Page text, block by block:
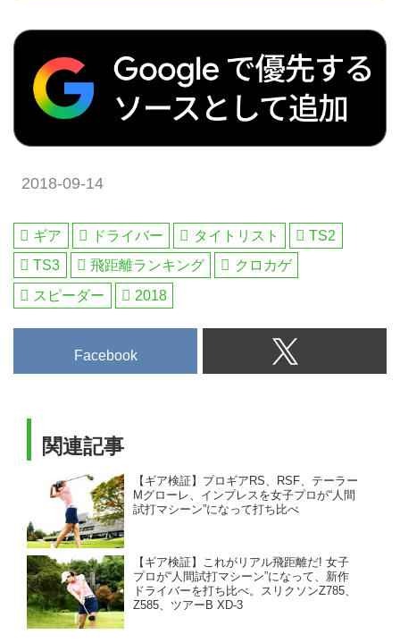
2018-09-14
ギア ドライバー タイトリスト
TS2
TS3
飛距離ランキング
クロカゲ
スピーダー
2018
Facebook
関連記事
【ギア検証】プロギアRS、RSF、テーラー
Mグローレ、インプレスを女子プロが“人間
試打マシーン”になって打ち比べ
【ギア検証】これがリアル飛距離だ! 女子
プロが“人間試打マシーン”になって、新作
ドライバーを打ち比べ。スリクソンZ785、
Z585、ツアーB XD-3